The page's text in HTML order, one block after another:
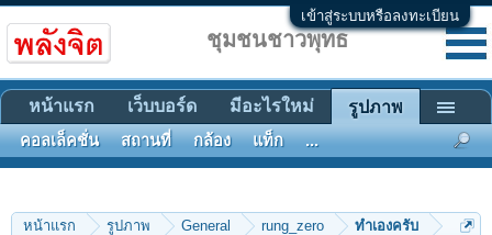
เข้าสู่ระบบหรือลงทะเบียน
หน้าแรก รูปภาพ General rung_zero ทำเองครับ
ชุมชนชาวพุทธ
หน้าแรก เว็บบอร์ด มีอะไรใหม่ รูปภาพ
คอลเล็คชั่น สถานที่ กล้อง แท็ก ...